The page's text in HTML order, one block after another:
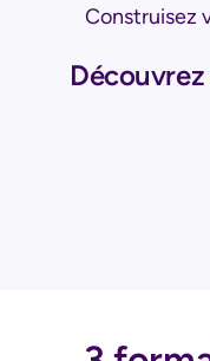
Construisez